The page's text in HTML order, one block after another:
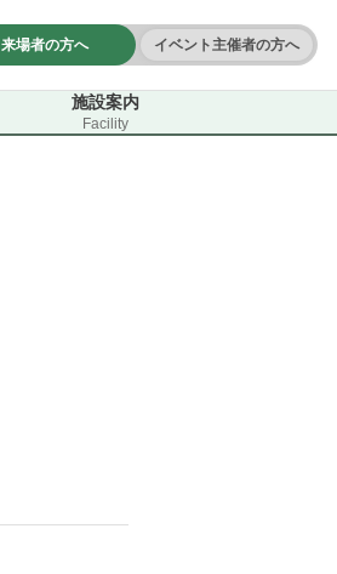
来場者の方へ イベント主催者の方へ
施設案内
Facility